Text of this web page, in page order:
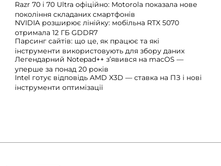
Razr 70 і 70 Ultra офіційно: Motorola показала нове
покоління складаних смартфонів
NVIDIA розширює лінійку: мобільна RTX 5070
отримала 12 ГБ GDDR7
Парсинг сайтів: що це, як працює та які
інструменти використовують для збору даних
Легендарний Notepad++ з’явився на macOS —
уперше за понад 20 років
Intel готує відповідь AMD X3D — ставка на ПЗ і нові
інструменти оптимізації